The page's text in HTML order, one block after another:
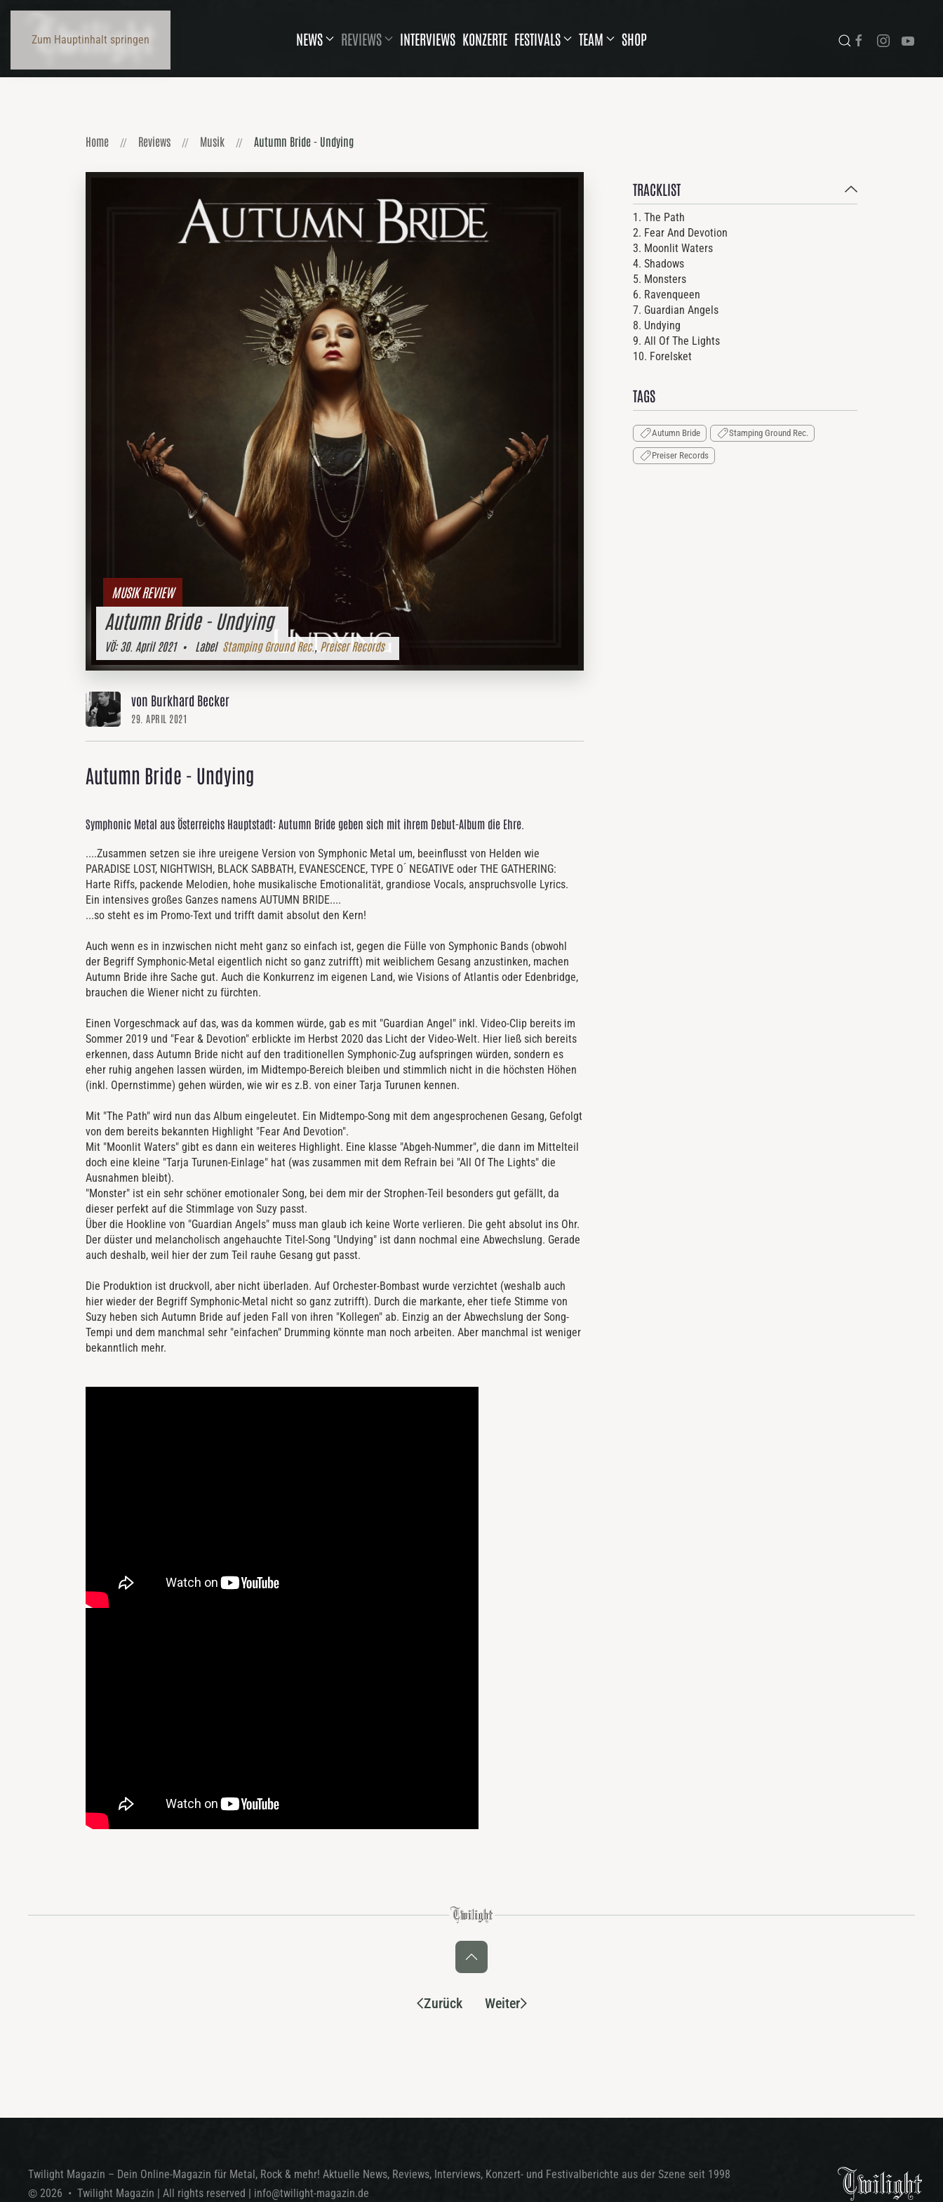
Zum Hauptinhalt springen NEWS REVIEWS INTERVIEWS KONZERTE FESTIVALS TEAM SHOP
Home Reviews Musik Autumn Bride - Undying
MUSIK REVIEW
Autumn Bride - Undying
VÖ:30. April 2021• Label Stamping Ground Rec. Preiser Records
von Burkhard Becker
29. APRIL 2021
Autumn Bride - Undying
Symphonic Metal aus Österreichs Hauptstadt: Autumn Bride geben sich mit ihrem Debut-Album die Ehre.
....Zusammen setzen sie ihre ureigene Version von Symphonic Metal um, beeinflusst von Helden wie
PARADISE LOST, NIGHTWISH, BLACK SABBATH, EVANESCENCE, TYPE O ́ NEGATIVE oder THE GATHERING:
Harte Riffs, packende Melodien, hohe musikalische Emotionalität, grandiose Vocals, anspruchsvolle Lyrics.
Ein intensives großes Ganzes namens AUTUMN BRIDE....
...so steht es im Promo-Text und trifft damit absolut den Kern!
Auch wenn es in inzwischen nicht meht ganz so einfach ist, gegen die Fülle von Symphonic Bands (obwohl
der Begriff Symphonic-Metal eigentlich nicht so ganz zutrifft) mit weiblichem Gesang anzustinken, machen
Autumn Bride ihre Sache gut. Auch die Konkurrenz im eigenen Land, wie Visions of Atlantis oder Edenbridge,
brauchen die Wiener nicht zu fürchten.
Einen Vorgeschmack auf das, was da kommen würde, gab es mit "Guardian Angel" inkl. Video-Clip bereits im
Sommer 2019 und "Fear & Devotion" erblickte im Herbst 2020 das Licht der Video-Welt. Hier ließ sich bereits
erkennen, dass Autumn Bride nicht auf den traditionellen Symphonic-Zug aufspringen würden, sondern es
eher ruhig angehen lassen würden, im Midtempo-Bereich bleiben und stimmlich nicht in die höchsten Höhen
(inkl. Opernstimme) gehen würden, wie wir es z.B. von einer Tarja Turunen kennen.
Mit "The Path" wird nun das Album eingeleutet. Ein Midtempo-Song mit dem angesprochenen Gesang, Gefolgt
von dem bereits bekannten Highlight "Fear And Devotion".
Mit "Moonlit Waters" gibt es dann ein weiteres Highlight. Eine klasse "Abgeh-Nummer", die dann im Mittelteil
doch eine kleine "Tarja Turunen-Einlage" hat (was zusammen mit dem Refrain bei "All Of The Lights" die
Ausnahmen bleibt).
"Monster" ist ein sehr schöner emotionaler Song, bei dem mir der Strophen-Teil besonders gut gefällt, da
dieser perfekt auf die Stimmlage von Suzy passt.
Über die Hookline von "Guardian Angels" muss man glaub ich keine Worte verlieren. Die geht absolut ins Ohr.
Der düster und melancholisch angehauchte Titel-Song "Undying" ist dann nochmal eine Abwechslung. Gerade
auch deshalb, weil hier der zum Teil rauhe Gesang gut passt.
Die Produktion ist druckvoll, aber nicht überladen. Auf Orchester-Bombast wurde verzichtet (weshalb auch
hier wieder der Begriff Symphonic-Metal nicht so ganz zutrifft). Durch die markante, eher tiefe Stimme von
Suzy heben sich Autumn Bride auf jeden Fall von ihren "Kollegen" ab. Einzig an der Abwechslung der Song-
Tempi und dem manchmal sehr "einfachen" Drumming könnte man noch arbeiten. Aber manchmal ist weniger
bekanntlich mehr.
TRACKLIST
1. The Path
2. Fear And Devotion
3. Moonlit Waters
4. Shadows
5. Monsters
6. Ravenqueen
7. Guardian Angels
8. Undying
9. All Of The Lights
10. Forelsket
TAGS
Autumn Bride Stamping Ground Rec.
Preiser Records
Zurück Weiter
Twilight Magazin – Dein Online-Magazin für Metal, Rock & mehr! Aktuelle News, Reviews, Interviews, Konzert- und Festivalberichte aus der Szene seit 1998
© 2026 • Twilight Magazin | All rights reserved | info@twilight-magazin.de